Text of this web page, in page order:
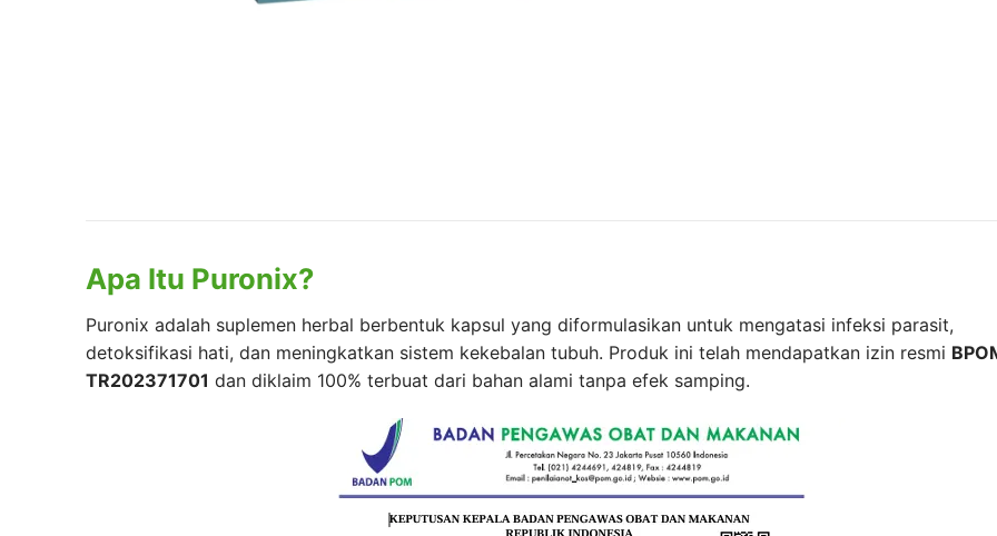
Apa Itu Puronix?
Puronix adalah suplemen herbal berbentuk kapsul yang diformulasikan untuk mengatasi infeksi parasit,
detoksifikasi hati, dan meningkatkan sistem kekebalan tubuh. Produk ini telah mendapatkan izin resmi
TR202371701 dan diklaim 100% terbuat dari bahan alami tanpa efek samping.